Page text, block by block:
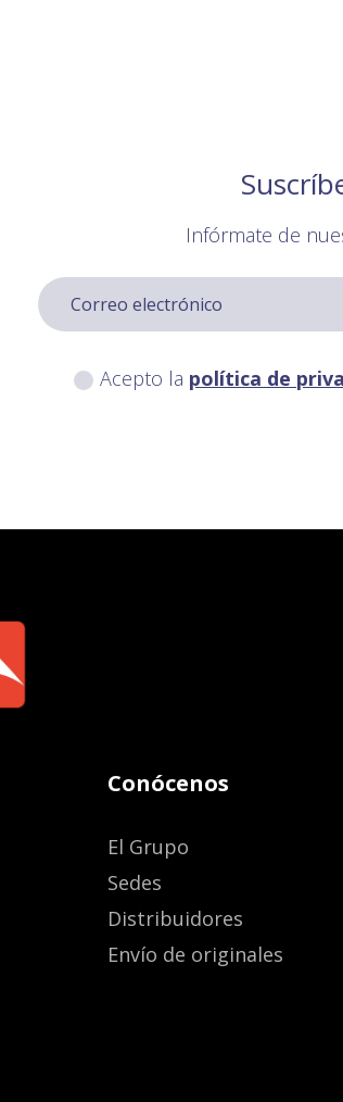
Infórmate de
Acepto la política de
Conócenos
El Grupo
Sedes
Distribuidores
Envío de originales